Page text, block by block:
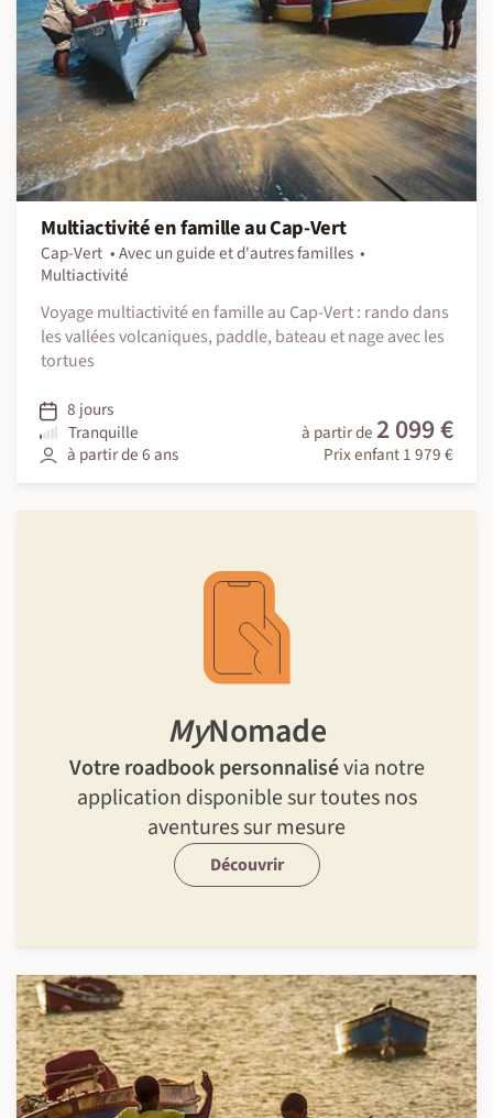
Multiactivité en famille au Cap-Vert
Cap-Vert
Avec un guide et d'autres familles
Multiactivité
Voyage multiactivité en famille au Cap-Vert : rando dans
les vallées volcaniques, paddle, bateau et nage avec les
tortues
8 jours
Tranquille
à partir de 6 ans
à partir de 2 099 €
Prix enfant 1 979 €
MyNomade
Votre roadbook personnalisévia notre
application disponible sur toutes nos
aventures sur mesure
Découvrir